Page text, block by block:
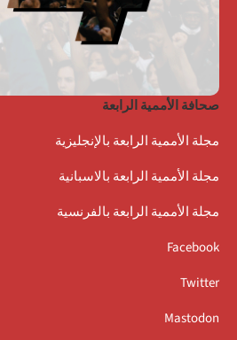
صحافة الأممية الرابعة
مجلة الأممية الرابعة بالإنجليزية
مجلة الأممية الرابعة بالاسبانية
مجلة الأممية الرابعة بالفرنسية
Facebook
Twitter
Mastodon